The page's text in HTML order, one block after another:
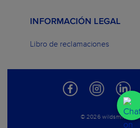
INFORMACIÓN LEGAL
Libro de reclamaciones
© 2026 wildsmile.com